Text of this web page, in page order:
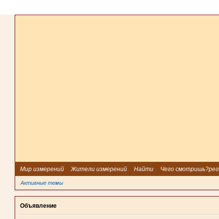
Мир измерений Жители измерений Найти Чего
Активные темы
Объявление